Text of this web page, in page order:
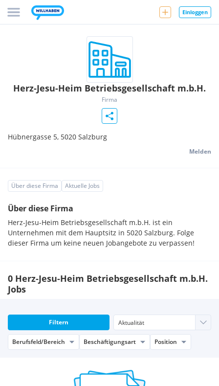
Einloggen
Herz-Jesu-Heim Betriebsgesellschaft m.b.H.
Firma
Hübnergasse 5, 5020 Salzburg
Melden
Über diese Firma Aktuelle Jobs
Über diese Firma
Herz-Jesu-Heim Betriebsgesellschaft m.b.H. ist ein
Unternehmen mit dem Hauptsitz in 5020 Salzburg. Folge
dieser Firma um keine neuen Jobangebote zu verpassen!
0 Herz-Jesu-Heim Betriebsgesellschaft m.b.H.
Jobs
Filtern
Berufsfeld/Bereich Beschäftigungsart Position